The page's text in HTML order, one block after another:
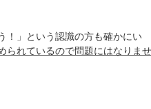
！」という認識の方も確かにい
られているので問題にはなりませ